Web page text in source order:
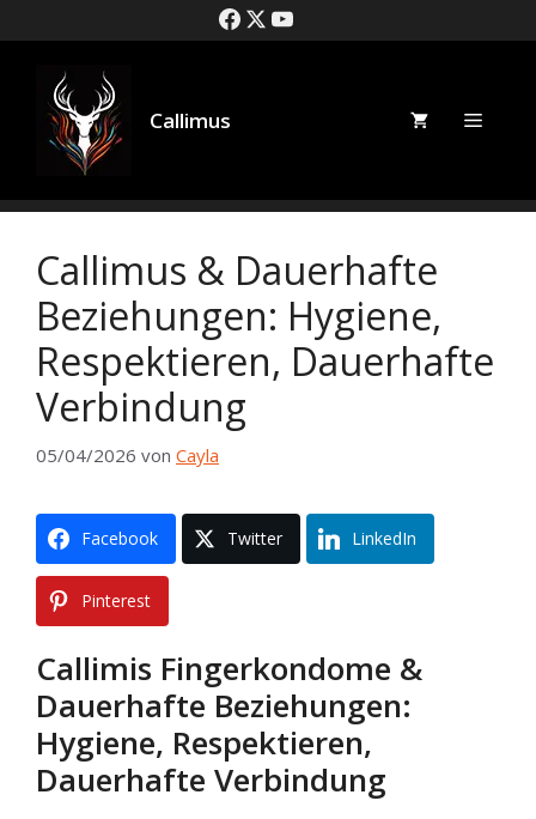
Callimus
Callimus & Dauerhafte
Beziehungen: Hygiene,
Respektieren, Dauerhafte
Verbindung
05/04/2026 von Cayla
Facebook Twitter LinkedIn
Pinterest
Callimis Fingerkondome &
Dauerhafte Beziehungen:
Hygiene, Respektieren,
Dauerhafte Verbindung